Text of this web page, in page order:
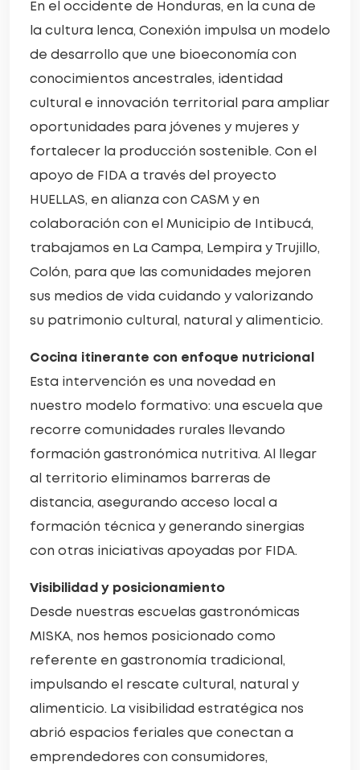
En el occidente de Honduras, en la cuna de
la cultura lenca, Conexión impulsa un modelo
de desarrollo que une bioeconomía con
conocimientos ancestrales, identidad
cultural e innovación territorial para ampliar
oportunidades para jóvenes y mujeres y
fortalecer la producción sostenible. Con el
apoyo de FIDA a través del proyecto
HUELLAS, en alianza con CASM y en
colaboración con el Municipio de Intibucá,
trabajamos en La Campa, Lempira y Trujillo,
Colón, para que las comunidades mejoren
sus medios de vida cuidando y valorizando
su patrimonio cultural, natural y alimenticio.
Cocina itinerante con enfoque nutricional
Esta intervención es una novedad en
nuestro modelo formativo: una escuela que
recorre comunidades rurales llevando
formación gastronómica nutritiva. Al llegar
al territorio eliminamos barreras de
distancia, asegurando acceso local a
formación técnica y generando sinergias
con otras iniciativas apoyadas por FIDA.
Visibilidad y posicionamiento
Desde nuestras escuelas gastronómicas
MISKA, nos hemos posicionado como
referente en gastronomía tradicional,
impulsando el rescate cultural, natural y
alimenticio. La visibilidad estratégica nos
abrió espacios feriales que conectan a
emprendedores con consumidores,